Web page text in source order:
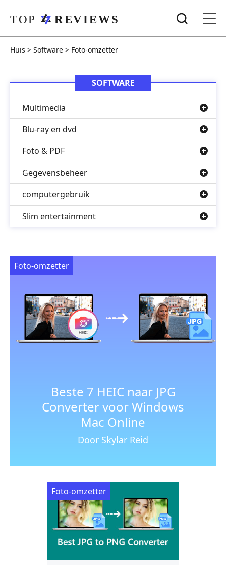
Huis > Software > Foto-omzetter
SOFTWARE
Multimedia
Blu-ray en dvd
Foto & PDF
Gegevensbeheer
computergebruik
Slim entertainment
Beste 7 HEIC naar JPG
Converter voor Windows
Mac Online
Door Skylar Reid
Foto-omzetter
Foto-omzetter